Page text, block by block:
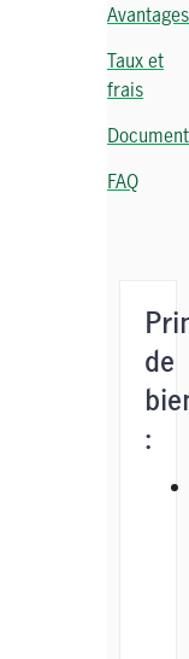
Avantages
Taux et
frais
FAQ
de
: